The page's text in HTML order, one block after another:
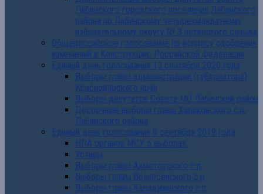
Лабинского городского поселения Лабинского
района по Лабинскому четырехмандатному
избирательному округу № 3 четвертого созыва
Общероссийское голосование по вопросу одобрения
изменений в Конструкцию Российской Федерации
Единый день голосования 13 сентября 2020 года
Выборы главы администрации (губернатора)
Краснодарского края
Выборы депутатов Совета МО Лабинский район
Досрочные выборы главы Харьковского с.п.
Лабинского района
Единый день голосования 8 сентября 2019 года
НПА органов МСУ о выборах
Уставы
Выборы главы Ахметовского с.п.
Выборы главы Вознесенского с.п.
Выборы главы Каладжинского с.п.